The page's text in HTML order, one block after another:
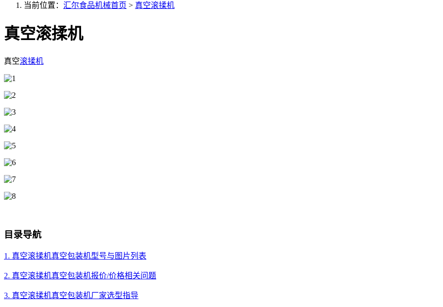
当前位置： 汇尔食品机械首页 > 真空滚揉机
真空滚揉机
真空滚揉机
目录导航
1. 真空滚揉机真空包装机型号与图片列表
2. 真空滚揉机真空包装机报价/价格相关问题
3. 真空滚揉机真空包装机厂家选型指导